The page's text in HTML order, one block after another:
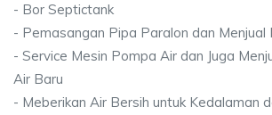
- Bor Septictank
- Pemasangan Pipa Paralon dan Menjual
- Service Mesin Pompa Air dan Juga
Air Baru
- Meberikan Air Bersih untuk Kedalaman